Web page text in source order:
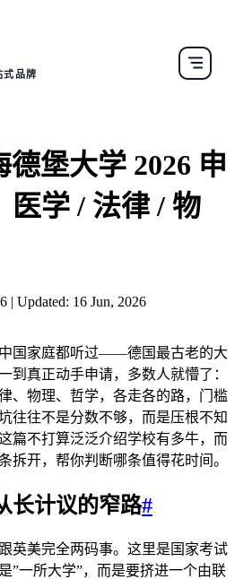
式品牌
堡大学 2026 申
医学 / 法律 / 物
| Updated: 16 Jun, 2026
国家庭都听过——德国最古老的大
到真正动手申请，多数人就懵了：
、物理、哲学，各走各的路，门槛
往往不是分数不够，而是压根不知
篇不打算泛泛介绍学校有多牛，而
拆开，帮你判断哪条值得花时间。
长计议的窄路#
英美完全两码事。这里是国家考试
一所大学”，而是要挤进一个由联